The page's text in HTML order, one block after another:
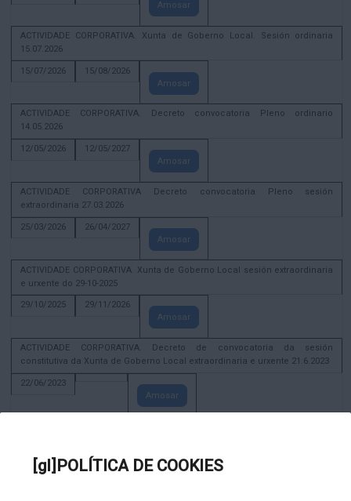
[gl]POLÍTICA DE COOKIES
Amosar
ACTIVIDADE CORPORATIVA. Xunta de Goberno Local. Sesión ordinaria
15.07.2026
15/07/2026
15/08/2026
Amosar
ACTIVIDADE CORPORATIVA. Decreto convocatoria Pleno ordinario
14.05.2026
12/05/2026
12/05/2027
Amosar
ACTIVIDADE CORPORATIVA Decreto convocatoria Pleno sesión
extraordinaria 27.03.2026
25/03/2026
26/04/2027
Amosar
ACTIVIDADE CORPORATIVA. Xunta de Goberno Local sesión extraordinaria
e urxente do 29-10-2025
29/10/2025
29/11/2026
Amosar
ACTIVIDADE CORPORATIVA. Decreto de convocatoria da sesión
constitutiva da Xunta de Goberno Local extraordinaria e urxente 21.6.2023
22/06/2023
Amosar
Amosar